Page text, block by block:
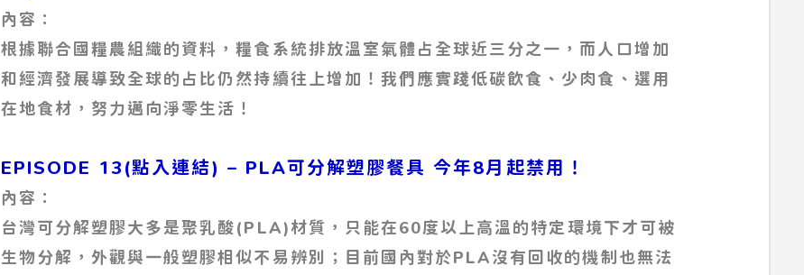
內容：
根據聯合國糧農組織的資料，糧食系統排放溫室氣體占全球近三分之一，而人口增加
和經濟發展導致全球的占比仍然持續往上增加！我們應實踐低碳飲食、少肉食、選用
在地食材，努力邁向淨零生活！
EPISODE 13(點入連結) – PLA可分解塑膠餐具 今年8月起禁用！
內容：
台灣可分解塑膠大多是聚乳酸(PLA)材質，只能在60度以上高溫的特定環境下才可被
生物分解，外觀與一般塑膠相似不易辨別；目前國內對於PLA沒有回收的機制也無法